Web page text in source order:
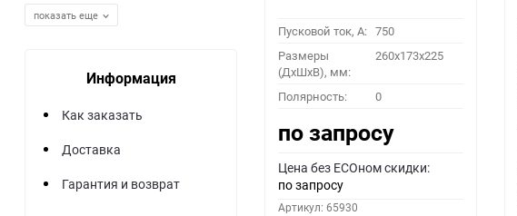
показать еще
Информация
Как заказать
Доставка
Гарантия и возврат
Пусковой ток, A: 750
Размеры
(ДхШхВ), мм:
260x173x225
Полярность: 0
по запросу
Цена без ECOном скидки:
по запросу
Артикул: 65930